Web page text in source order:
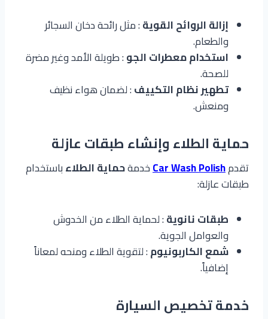
إزالة الروائح القوية: مثل رائحة دخان السجائر
والطعام.
استخدام معطرات الجو: طويلة الأمد وغير مضرة
للصحة.
تطهير نظام التكييف: لضمان هواء نظيف
ومنعش.
حماية الطلاء وإنشاء طبقات عازلة
تقدمCar Wash Polishخدمةحماية الطلاءباستخدام
طبقات عازلة:
طبقات نانوية: لحماية الطلاء من الخدوش
والعوامل الجوية.
شمع الكاربونيوم: لتقوية الطلاء ومنحه لمعاناً
إضافياً.
خدمة تخصيص السيارة